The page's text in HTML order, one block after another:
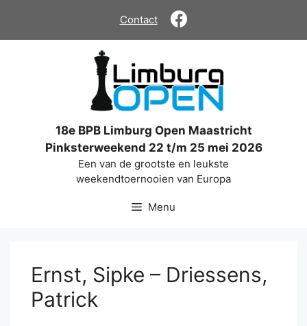
de
Contact
18e BPB Limburg Open Maastricht
Pinksterweekend 22 t/m 25 mei 2026
Een van de grootste en leukste
weekendtoernooien van Europa
Menu
Ernst, Sipke – Driessens,
Patrick